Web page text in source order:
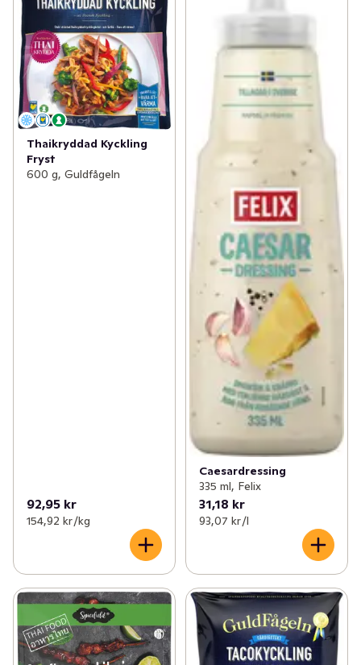
Thaikryddad Kyckling
Fryst
600 g, Guldfågeln
92,95 kr
154,92 kr /kg
Caesardressing
335 ml, Felix
31,18 kr
93,07 kr /l